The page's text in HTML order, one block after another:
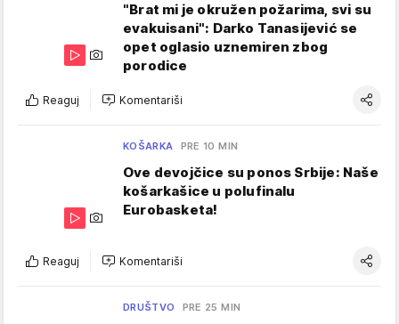
"Brat mi je okružen požarima, svi su
evakuisani": Darko Tanasijević se
opet oglasio uznemiren zbog
porodice
Reaguj Komentariši
KOŠARKA PRE 10 MIN
Ove devojčice su ponos Srbije: Naše
košarkašice u polufinalu
Eurobasketa!
Reaguj Komentariši
DRUŠTVO PRE 25 MIN